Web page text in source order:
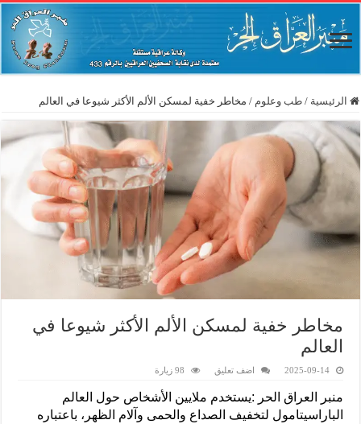
الرئيسية / طب وعلوم / مخاطر خفية لمسكن الألم الأكثر شيوعا في العالم
مخاطر خفية لمسكن الألم الأكثر شيوعا في
العالم
2025-09-14 اضف تعليق 98 زيارة
منبر العراق الحر :يستخدم ملايين الأشخاص حول العالم
الباراسيتامول لتخفيف الصداع والحمى وآلام الظهر، باعتباره